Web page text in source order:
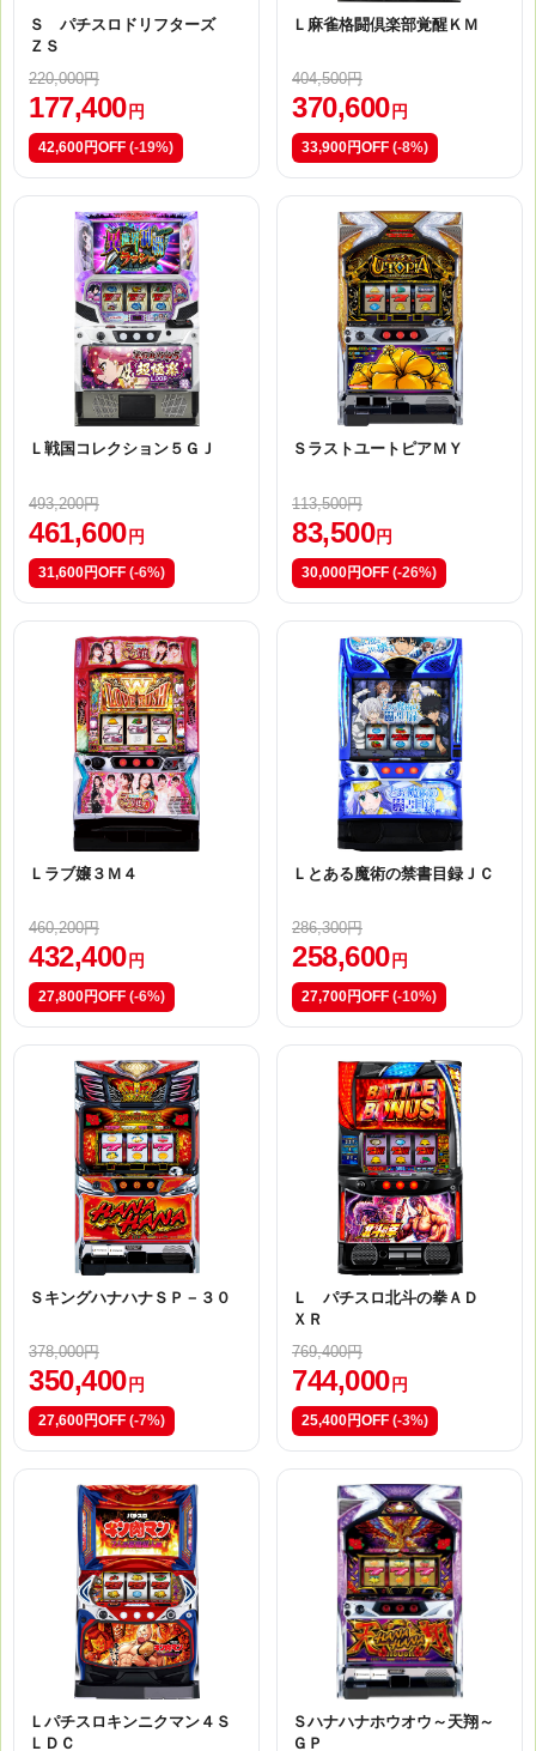
Ｓ パチスロドリフターズ
ＺＳ
220,000円
177,400 円
42,600円OFF (-19%)
Ｌ麻雀格闘倶楽部覚醒ＫＭ
404,500円
370,600 円
33,900円OFF (-8%)
Ｌ戦国コレクション５ＧＪ
493,200円
461,600円
31,600円OFF (-6%)
ＳラストユートピアＭＹ
113,500円
83,500円
30,000円OFF (-26%)
Ｌラブ嬢３Ｍ４
460,200円
432,400 円
27,800円OFF (-6%)
Ｌとある魔術の禁書目録ＪＣ
286,300円
258,600 円
27,700円OFF (-10%)
ＳキングハナハナＳＰ－３０
378,000円
350,400 円
27,600円OFF (-7%)
Ｌ パチスロ北斗の拳ＡＤ
ＸＲ
769,400円
744,000 円
25,400円OFF (-3%)
Ｌパチスロキンニクマン４Ｓ
ＬＤＣ
Ｓハナハナホウオウ～天翔～
ＧＰ